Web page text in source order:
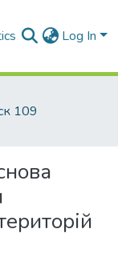
Log In
109